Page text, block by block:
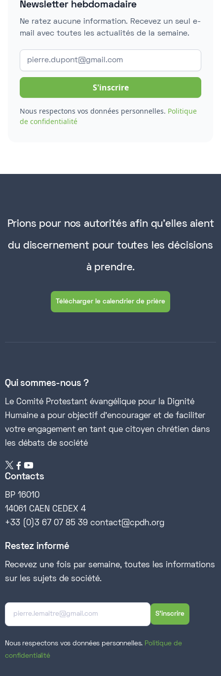
Newsletter hebdomadaire
Ne ratez aucune information. Recevez un seul e-
mail avec toutes les actualités de la semaine.
Nous respectons vos données personnelles. Politique
de confidentialité
Prions pour nos autorités afin qu'elles aient
du discernement pour toutes les décisions
à prendre.
Télécharger le calendrier de prière
Qui sommes-nous ?
Le Comité Protestant évangélique pour la Dignité
Humaine a pour objectif d’encourager et de faciliter
votre engagement en tant que citoyen chrétien dans
les débats de société
 
Contacts
BP 16010
14061 CAEN CEDEX 4
+33 (0)3 67 07 85 39 contact@cpdh.org
Restez informé
Recevez une fois par semaine, toutes les informations
sur les sujets de société.
Nous respectons vos données personnelles. Politique de
confidentialité